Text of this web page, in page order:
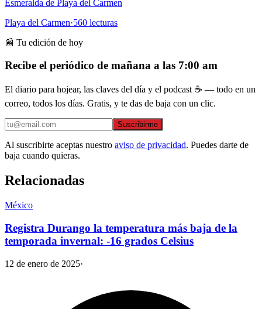
Esmeralda de Playa del Carmen
Playa del Carmen·560 lecturas
📰 Tu edición de hoy
Recibe el periódico de mañana a las 7:00 am
El diario para hojear, las claves del día y el podcast ☕ — todo en un
correo, todos los días. Gratis, y te das de baja con un clic.
Suscribirme
Al suscribirte aceptas nuestro aviso de privacidad. Puedes darte de
baja cuando quieras.
Relacionadas
México
Registra Durango la temperatura más baja de la
temporada invernal: -16 grados Celsius
12 de enero de 2025·